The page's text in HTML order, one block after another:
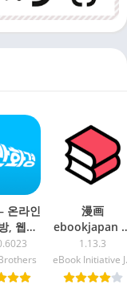
온라인
, 웹툰
漫画
ebookjapan
画が電子書籍
読める漫画ア
リ apk mod
1.13.3